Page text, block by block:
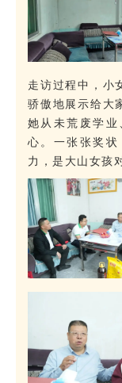
走访过程中，小
骄傲地展示给大
她从未荒废学
心。一张张奖
力，是大山女孩